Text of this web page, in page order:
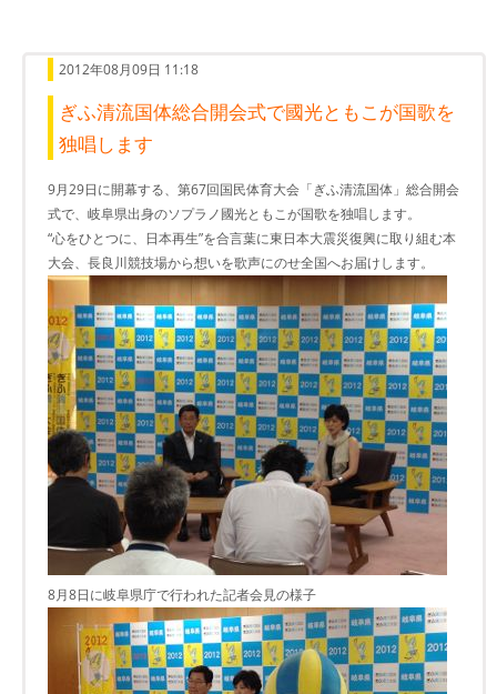
2012年08月09日 11:18
ぎふ清流国体総合開会式で國光ともこが国歌を
独唱します
9月29日に開幕する、第67回国民体育大会「ぎふ清流国体」総合開会
式で、岐阜県出身のソプラノ國光ともこが国歌を独唱します。
“心をひとつに、日本再生”を合言葉に東日本大震災復興に取り組む本
大会、長良川競技場から想いを歌声にのせ全国へお届けします。
8月8日に岐阜県庁で行われた記者会見の様子